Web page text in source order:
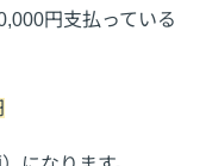
円支払っている